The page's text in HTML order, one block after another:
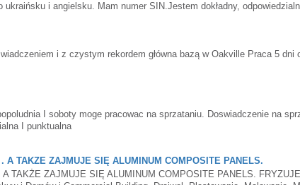
ukraińsku i angielsku. Mam numer SIN.Jestem dokładny,
i z czystym rekordem główna bazą w Oakville Praca 5 dni
I soboty moge pracowac na sprzataniu. Doswiadczenie na
I punktualna
A TAKŻE ZAJMUJE SIĘ ALUMINUM COMPOSITE PANELS.
TAKŻE ZAJMUJE SIĘ ALUMINUM COMPOSITE PANELS.